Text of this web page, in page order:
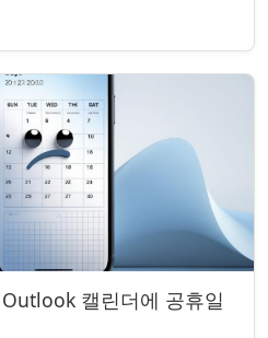
요...
캘린더에 공휴일